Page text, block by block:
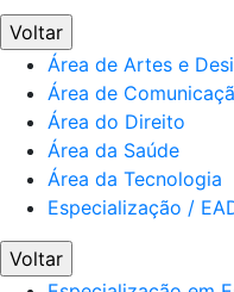
Voltar
Área de Artes e
Área de
Área do Direito
Área da Saúde
Área da Tecnologia
Especialização /
Voltar